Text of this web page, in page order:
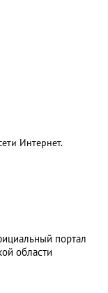
Интернет.
портал
области